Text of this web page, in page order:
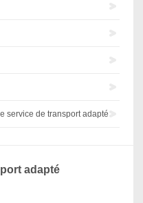
service de transport adapté
adapté